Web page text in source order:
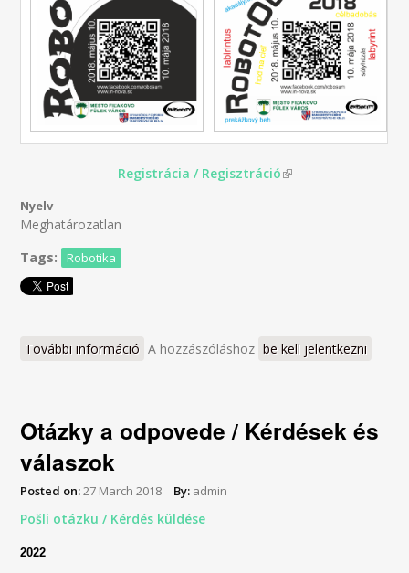
Registrácia / Regisztráció(link is external)
Nyelv
Meghatározatlan
Tags:
Robotika
További információ RoboSum / RobotOlymp 2018 tartalommal
A hozzászóláshoz be kell jelentkezni
Otázky a odpovede / Kérdések és
válaszok
Posted on:27 March 2018 By: admin
Pošli otázku / Kérdés küldése
2022